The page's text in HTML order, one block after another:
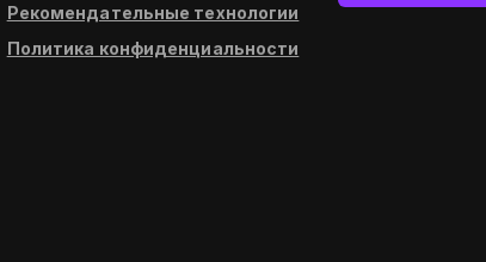
Рекомендательные технологии
Политика конфиденциальности